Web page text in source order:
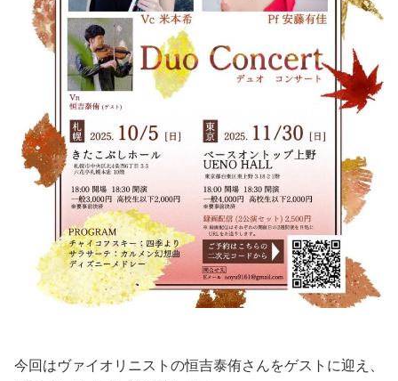
⁡今回はヴァイオリニストの恒吉泰侑さんをゲストに迎え、